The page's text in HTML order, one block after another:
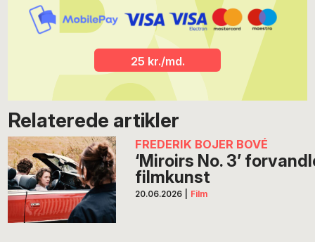
25 kr./md.
Relaterede artikler
FREDERIK BOJER BOVÉ
‘Miroirs No. 3’
filmkunst
20.06.2026 Film